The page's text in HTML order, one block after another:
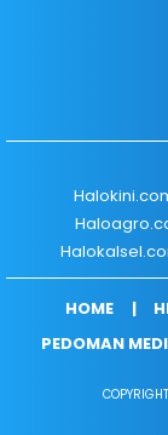
HOME
PEDOMAN